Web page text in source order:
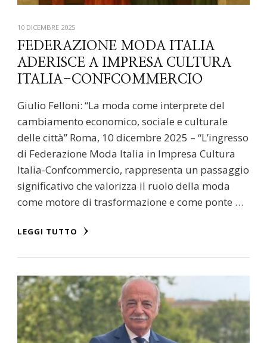
10 DICEMBRE 2025
FEDERAZIONE MODA ITALIA
ADERISCE A IMPRESA CULTURA
ITALIA-CONFCOMMERCIO
Giulio Felloni: “La moda come interprete del
cambiamento economico, sociale e culturale
delle città” Roma, 10 dicembre 2025 – “L’ingresso
di Federazione Moda Italia in Impresa Cultura
Italia-Confcommercio, rappresenta un passaggio
significativo che valorizza il ruolo della moda
come motore di trasformazione e come ponte …
LEGGI TUTTO